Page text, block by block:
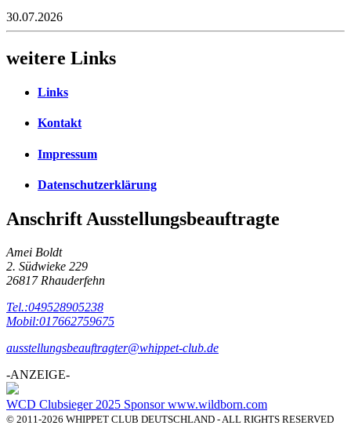
30.07.2026
weitere Links
Links
Kontakt
Impressum
Datenschutzerklärung
Anschrift Ausstellungsbeauftragte
Amei Boldt
2. Südwieke 229
26817 Rhauderfehn
Tel.:049528905238
Mobil:017662759675
ausstellungsbeauftragter@whippet-club.de
-ANZEIGE-
WCD Clubsieger 2025 Sponsor www.wildborn.com
© 2011-2026 WHIPPET CLUB DEUTSCHLAND - ALL RIGHTS RESERVED